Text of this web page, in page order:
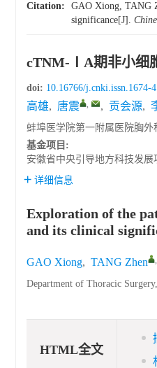
Citation:
GAO Xiong, TANG
significance[J].
cTNM-ⅠA期非小细
doi: 10.16766/j.cnki.issn.1674-
高雄, 唐震 , , 贡会源,
蚌埠医学院第一附属医院胸外
基金项目:
安徽省中央引导地方科技发展
详细信息
Exploration of the
and its clinical
GAO Xiong, TANG Zhen ,
Department of Thoracic
HTML全文